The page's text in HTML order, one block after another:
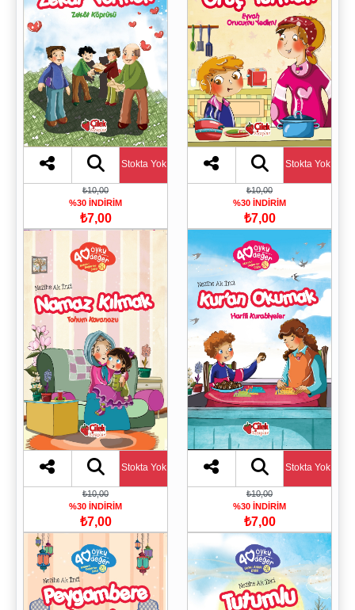
Stokta Yok
₺10,00
%30 İNDİRİM
₺7,00
Stokta Yok
₺10,00
%30 İNDİRİM
₺7,00
Stokta Yok
₺10,00
%30 İNDİRİM
₺7,00
Stokta Yok
₺10,00
%30 İNDİRİM
₺7,00